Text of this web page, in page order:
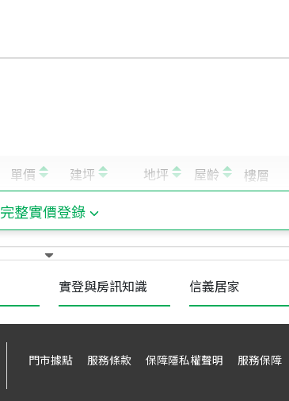
完整實價登錄
實登與房訊知識 信義居家
門市據點 服務條款 保障隱私權聲明 服務保障